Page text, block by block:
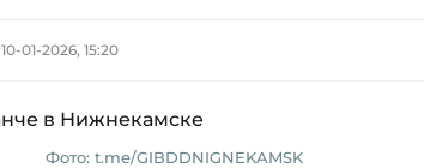
10-01-2026, 15:20
Фото: t.me/GIBDDNIGNEKAMSK